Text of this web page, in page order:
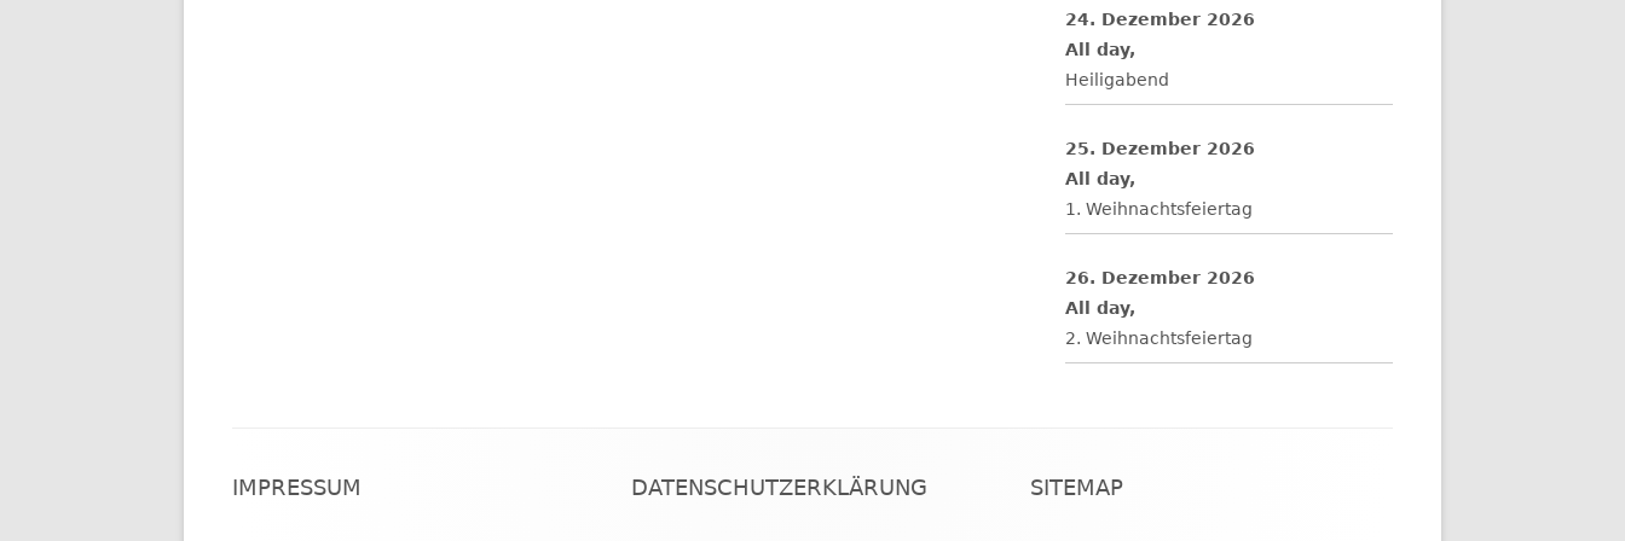
24. Dezember 2026
All day,
Heiligabend
25. Dezember 2026
All day,
1. Weihnachtsfeiertag
26. Dezember 2026
All day,
2. Weihnachtsfeiertag
Inhalt
IMPRESSUM DATENSCHUTZERKLÄRUNG SITEMAP